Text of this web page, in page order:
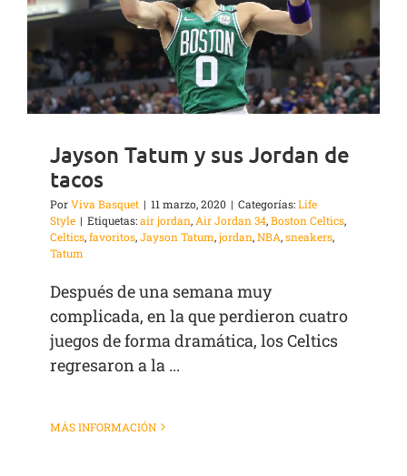
Jayson Tatum y sus Jordan de
tacos
PorViva Basquet | 11 marzo, 2020 | Categorías:Life
Style | Etiquetas:air jordan, Air Jordan 34,Boston Celtics,
Celtics,favoritos,Jayson Tatum,jordan,NBA,sneakers,
Tatum
Después de una semana muy
complicada, en la que perdieron cuatro
juegos de forma dramática, los Celtics
regresaron a la ...
MÁS INFORMACIÓN